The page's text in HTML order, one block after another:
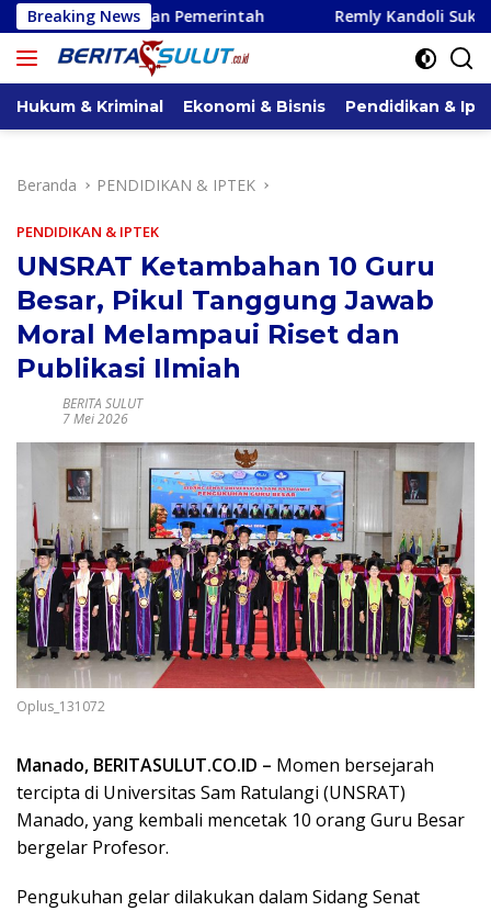
Langsung
ke
konten
Breaking News
Pemerintah Remly Kandoli Sukses Perjuangkan
Hukum & Kriminal Ekonomi & Bisnis Pendidikan &
Beranda PENDIDIKAN & IPTEK
PENDIDIKAN & IPTEK
UNSRAT Ketambahan 10 Guru
Besar, Pikul Tanggung Jawab
Moral Melampaui Riset dan
Publikasi Ilmiah
BERITA SULUT
7 Mei 2026
Oplus_131072
Manado, BERITASULUT.CO.ID – Momen bersejarah
tercipta di Universitas Sam Ratulangi (UNSRAT)
Manado, yang kembali mencetak 10 orang Guru Besar
bergelar Profesor.
Pengukuhan gelar dilakukan dalam Sidang Senat